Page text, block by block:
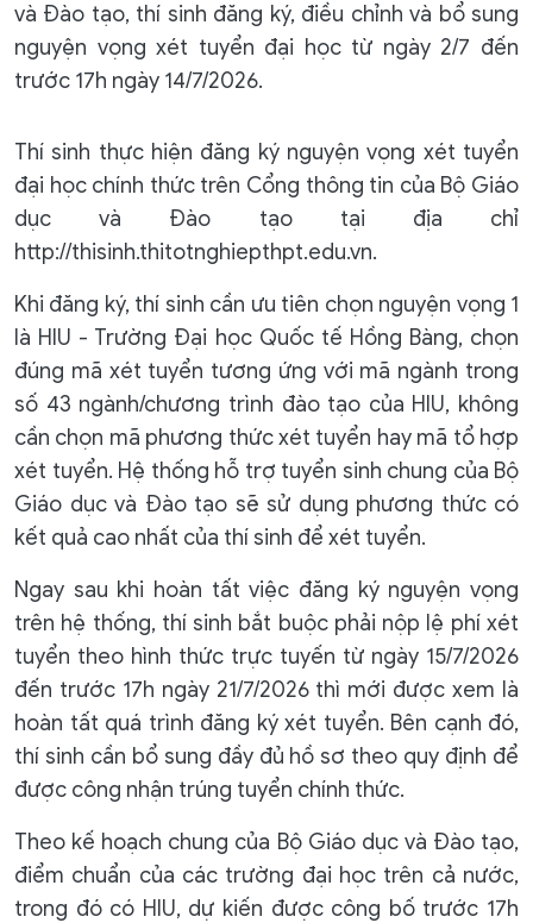
và Đào tạo, thí sinh đăng ký, điều chỉnh và bổ sung
nguyện vọng xét tuyển đại học từ ngày 2/7 đến
trước 17h ngày 14/7/2026.
Thí sinh thực hiện đăng ký nguyện vọng xét tuyển
đại học chính thức trên Cổng thông tin của Bộ Giáo
dục và Đào tạo tại địa chỉ
http://thisinh.thitotnghiepthpt.edu.vn.
Khi đăng ký, thí sinh cần ưu tiên chọn nguyện vọng 1
là HIU - Trường Đại học Quốc tế Hồng Bàng, chọn
đúng mã xét tuyển tương ứng với mã ngành trong
số 43 ngành/chương trình đào tạo của HIU, không
cần chọn mã phương thức xét tuyển hay mã tổ hợp
xét tuyển. Hệ thống hỗ trợ tuyển sinh chung của Bộ
Giáo dục và Đào tạo sẽ sử dụng phương thức có
kết quả cao nhất của thí sinh để xét tuyển.
Ngay sau khi hoàn tất việc đăng ký nguyện vọng
trên hệ thống, thí sinh bắt buộc phải nộp lệ phí xét
tuyển theo hình thức trực tuyến từ ngày 15/7/2026
đến trước 17h ngày 21/7/2026 thì mới được xem là
hoàn tất quá trình đăng ký xét tuyển. Bên cạnh đó,
thí sinh cần bổ sung đầy đủ hồ sơ theo quy định để
được công nhận trúng tuyển chính thức.
Theo kế hoạch chung của Bộ Giáo dục và Đào tạo,
điểm chuẩn của các trường đại học trên cả nước,
trong đó có HIU, dự kiến được công bố trước 17h